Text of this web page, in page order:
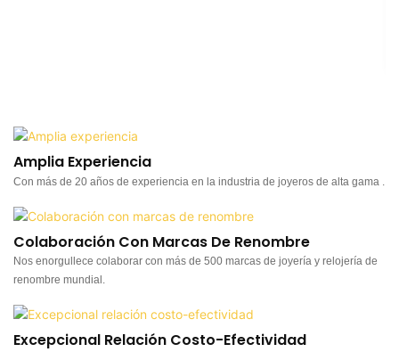
Amplia Experiencia
Con más de 20 años de experiencia en la industria de joyeros de alta gama .
Colaboración Con Marcas De Renombre
Nos enorgullece colaborar con más de 500 marcas de joyería y relojería de
renombre mundial.
Excepcional Relación Costo-Efectividad